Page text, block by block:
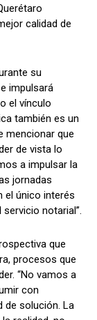
calidad de
su
impulsará
el vínculo
también es un
mencionar que
de vista lo
a impulsar la
jornadas
el único interés
notarial”.
que
procesos que
“No vamos a
con
de solución. La